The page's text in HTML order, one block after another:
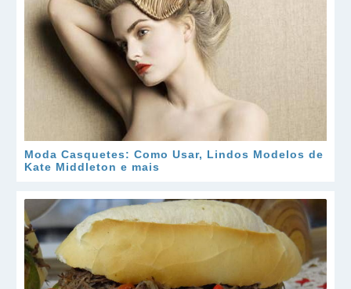
Moda Casquetes: Como Usar, Lindos Modelos de
Kate Middleton e mais